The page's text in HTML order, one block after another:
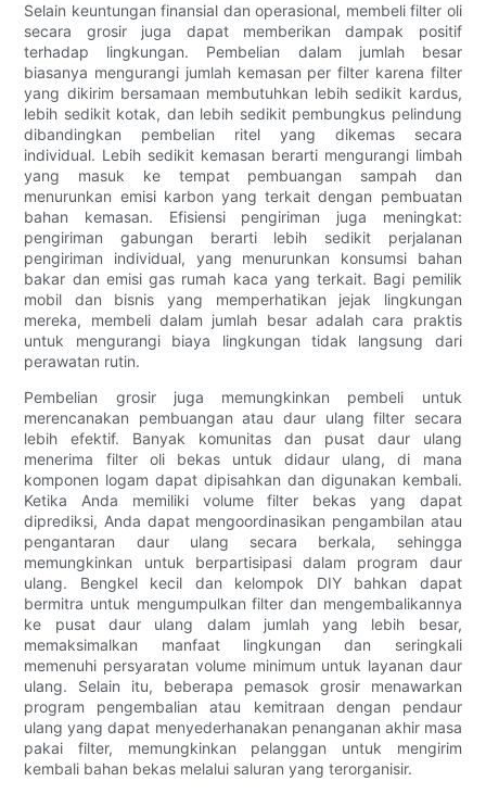
Selain keuntungan finansial dan operasional, membeli filter oli
secara grosir juga dapat memberikan dampak positif
terhadap lingkungan. Pembelian dalam jumlah besar
biasanya mengurangi jumlah kemasan per filter karena filter
yang dikirim bersamaan membutuhkan lebih sedikit kardus,
lebih sedikit kotak, dan lebih sedikit pembungkus pelindung
dibandingkan pembelian ritel yang dikemas secara
individual. Lebih sedikit kemasan berarti mengurangi limbah
yang masuk ke tempat pembuangan sampah dan
menurunkan emisi karbon yang terkait dengan pembuatan
bahan kemasan. Efisiensi pengiriman juga meningkat:
pengiriman gabungan berarti lebih sedikit perjalanan
pengiriman individual, yang menurunkan konsumsi bahan
bakar dan emisi gas rumah kaca yang terkait. Bagi pemilik
mobil dan bisnis yang memperhatikan jejak lingkungan
mereka, membeli dalam jumlah besar adalah cara praktis
untuk mengurangi biaya lingkungan tidak langsung dari
perawatan rutin.
Pembelian grosir juga memungkinkan pembeli untuk
merencanakan pembuangan atau daur ulang filter secara
lebih efektif. Banyak komunitas dan pusat daur ulang
menerima filter oli bekas untuk didaur ulang, di mana
komponen logam dapat dipisahkan dan digunakan kembali.
Ketika Anda memiliki volume filter bekas yang dapat
diprediksi, Anda dapat mengoordinasikan pengambilan atau
pengantaran daur ulang secara berkala, sehingga
memungkinkan untuk berpartisipasi dalam program daur
ulang. Bengkel kecil dan kelompok DIY bahkan dapat
bermitra untuk mengumpulkan filter dan mengembalikannya
ke pusat daur ulang dalam jumlah yang lebih besar,
memaksimalkan manfaat lingkungan dan seringkali
memenuhi persyaratan volume minimum untuk layanan daur
ulang. Selain itu, beberapa pemasok grosir menawarkan
program pengembalian atau kemitraan dengan pendaur
ulang yang dapat menyederhanakan penanganan akhir masa
pakai filter, memungkinkan pelanggan untuk mengirim
kembali bahan bekas melalui saluran yang terorganisir.